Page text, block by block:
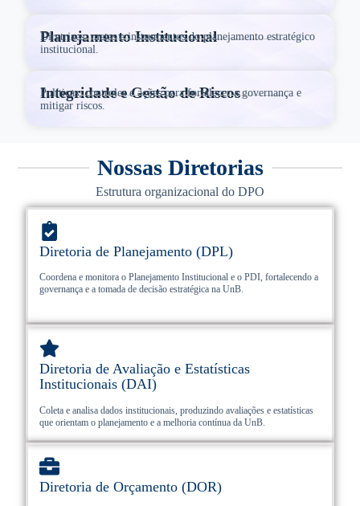
Planejamento Institucional
Diretrizes, metas e instrumentos do planejamento estratégico
institucional.
Integridade e Gestão de Riscos
Políticas, controles e ações para fortalecer a governança e
mitigar riscos.
Nossas Diretorias
Estrutura organizacional do DPO
Diretoria de Planejamento (DPL)
Coordena e monitora o Planejamento Institucional e o PDI, fortalecendo a
governança e a tomada de decisão estratégica na UnB.
Diretoria de Avaliação e Estatísticas
Institucionais (DAI)
Coleta e analisa dados institucionais, produzindo avaliações e estatísticas
que orientam o planejamento e a melhoria contínua da UnB.
Diretoria de Orçamento (DOR)